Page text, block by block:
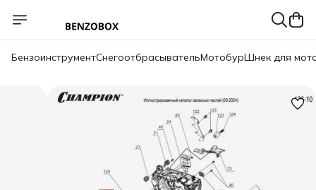
БензоинструментСнегоотбрасывательМотобурШнек для